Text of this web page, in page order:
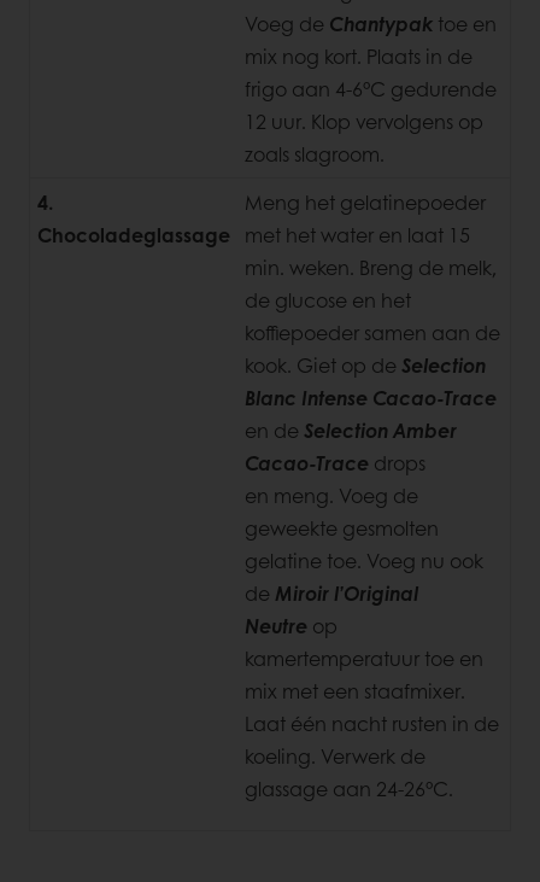
Voeg de Chantypak toe en
mix nog kort. Plaats in de
frigo aan 4-6°C gedurende
12 uur. Klop vervolgens op
zoals slagroom.
4.
Chocoladeglassage
Meng het gelatinepoeder
met het water en laat 15
min. weken. Breng de melk,
de glucose en het
koffiepoeder samen aan de
kook. Giet op de Selection
Blanc Intense Cacao-Trace
en de Selection Amber
Cacao-Trace drops
en meng. Voeg de
geweekte gesmolten
gelatine toe. Voeg nu ook
de Miroir l’Original
Neutre op
kamertemperatuur toe en
mix met een staafmixer.
Laat één nacht rusten in de
koeling. Verwerk de
glassage aan 24-26°C.